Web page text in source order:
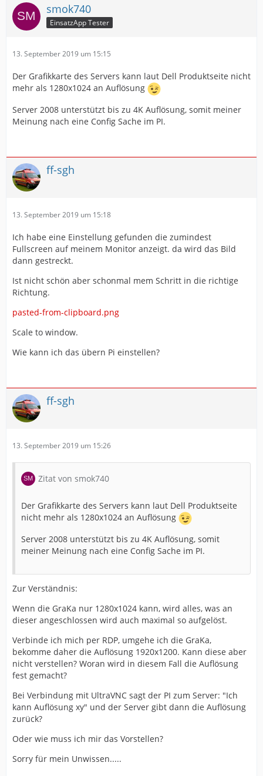
smok740
EinsatzApp Tester
13. September 2019 um 15:15
Der Grafikkarte des Servers kann laut Dell Produktseite nicht
mehr als 1280x1024 an Auflösung
Server 2008 unterstützt bis zu 4K Auflösung, somit meiner
Meinung nach eine Config Sache im PI.
ff-sgh
13. September 2019 um 15:18
Ich habe eine Einstellung gefunden die zumindest
Fullscreen auf meinem Monitor anzeigt. da wird das Bild
dann gestreckt.
Ist nicht schön aber schonmal mem Schritt in die richtige
Richtung.
pasted-from-clipboard.png
Scale to window.
Wie kann ich das übern Pi einstellen?
ff-sgh
13. September 2019 um 15:26
Zitat von smok740
Der Grafikkarte des Servers kann laut Dell Produktseite
nicht mehr als 1280x1024 an Auflösung
Server 2008 unterstützt bis zu 4K Auflösung, somit
meiner Meinung nach eine Config Sache im PI.
Zur Verständnis:
Wenn die GraKa nur 1280x1024 kann, wird alles, was an
dieser angeschlossen wird auch maximal so aufgelöst.
Verbinde ich mich per RDP, umgehe ich die GraKa,
bekomme daher die Auflösung 1920x1200. Kann diese aber
nicht verstellen? Woran wird in diesem Fall die Auflösung
fest gemacht?
Bei Verbindung mit UltraVNC sagt der PI zum Server: "Ich
kann Auflösung xy" und der Server gibt dann die Auflösung
zurück?
Oder wie muss ich mir das Vorstellen?
Sorry für mein Unwissen.....